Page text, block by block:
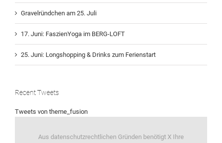
Gravelründchen am 25. Juli
17. Juni: FaszienYoga im BERG-LOFT
25. Juni: Longshopping & Drinks zum Ferienstart
Recent Tweets
Tweets von theme_fusion
Aus datenschutzrechtlichen Gründen benötigt X Ihre